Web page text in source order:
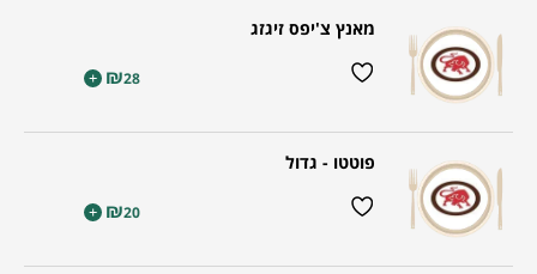
מאנץ צ'יפס זיגזג
₪28
+
פוטטו - גדול
₪20
+